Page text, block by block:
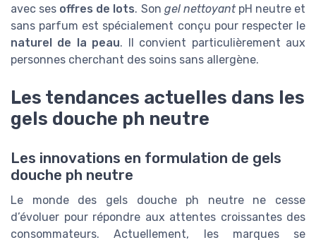
avec ses offres de lots. Son gel nettoyantpH neutre et
sans parfum est spécialement conçu pour respecter le
naturel de la peau. Il convient particulièrement aux
personnes cherchant des soins sans allergène.
Les tendances actuelles dans les
gels douche ph neutre
Les innovations en formulation de gels
douche ph neutre
Le monde des gels douche ph neutre ne cesse
d’évoluer pour répondre aux attentes croissantes des
consommateurs. Actuellement, les marques se